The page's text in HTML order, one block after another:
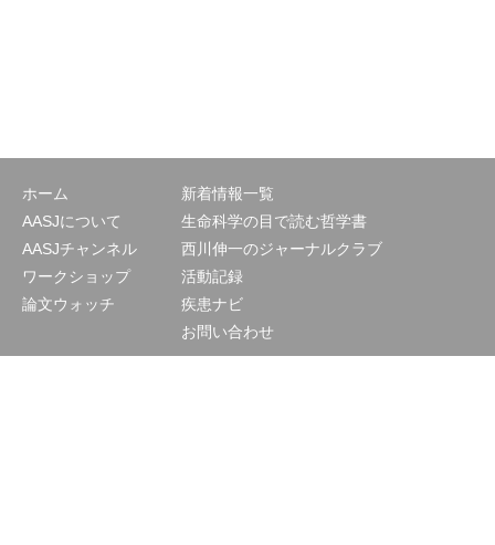
ホーム
AASJについて
AASJチャンネル
ワークショップ
論文ウォッチ
新着情報一覧
生命科学の目で読む哲学書
西川伸一のジャーナルクラブ
活動記録
疾患ナビ
お問い合わせ